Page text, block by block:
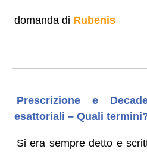
domanda di Rubenis
Prescrizione e
esattoriali – Quali
Si era sempre detto e